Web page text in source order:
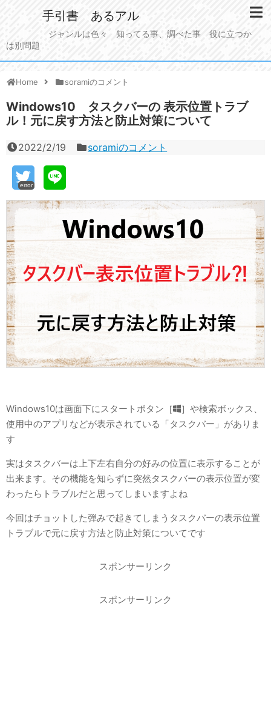
手引書 あるアル
ジャンルは色々 知ってる事、調べた事 役に立つか
は別問題
Home soramiのコメント
Windows10 タスクバーの 表示位置トラブ
ル！元に戻す方法と防止対策について
2022/2/19 soramiのコメント
error
Windows10は画面下にスタートボタン［
］や検索ボックス、
使用中のアプリなどが表示されている「タスクバー」がありま
す
実はタスクバーは上下左右自分の好みの位置に表示することが
出来ます。その機能を知らずに突然タスクバーの表示位置が変
わったらトラブルだと思ってしまいますよね
今回はチョットした弾みで起きてしまうタスクバーの表示位置
トラブルで元に戻す方法と防止対策についてです
スポンサーリンク
スポンサーリンク